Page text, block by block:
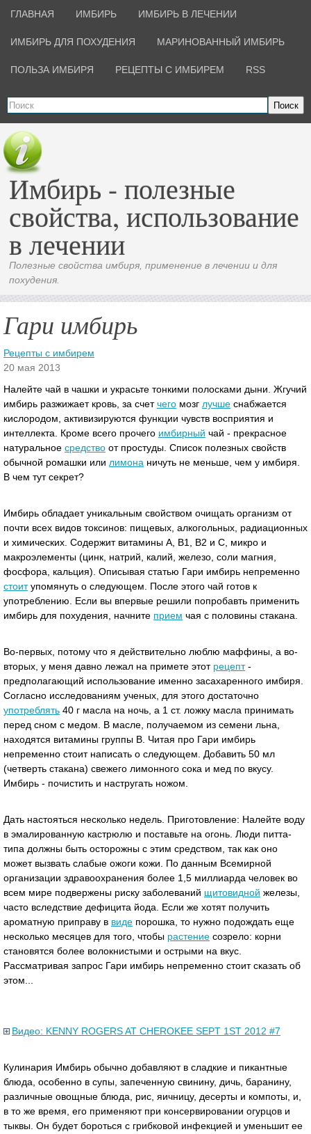
ГЛАВНАЯ ИМБИРЬ ИМБИРЬ В ЛЕЧЕНИИ
ИМБИРЬ ДЛЯ ПОХУДЕНИЯ МАРИНОВАННЫЙ ИМБИРЬ
ПОЛЬЗА ИМБИРЯ РЕЦЕПТЫ С ИМБИРЕМ RSS
Поиск
Имбирь - полезные
свойства, использование
в лечении
Полезные свойства имбиря, применение в лечении и для
похудения.
Гари имбирь
Рецепты с имбирем
20 мая 2013
Налейте чай в чашки и украсьте тонкими полосками дыни. Жгучий
имбирь разжижает кровь, за счетчего мозг лучше снабжается
кислородом, активизируются функции чувств восприятия и
интеллекта. Кроме всего прочего имбирный чай - прекрасное
натуральное средство от простуды. Список полезных свойств
обычной ромашки или лимона ничуть не меньше, чем у имбиря.
В чем тут секрет?
Имбирь обладает уникальным свойством очищать организм от
почти всех видов токсинов: пищевых, алкогольных, радиационных
и химических. Содержит витамины А, В1, В2 и С, микро и
макроэлементы (цинк, натрий, калий, железо, соли магния,
фосфора, кальция). Описывая статью Гари имбирь непременно
стоитупомянуть о следующем. После этого чай готов к
употреблению. Если вы впервые решили попробавть применить
имбирь для похудения, начните прием чая с половины стакана.
Во-первых, потому что я действительно люблю маффины, а во-
вторых, у меня давно лежал на примете этот рецепт-
предполагающий использование именно засахаренного имбиря.
Согласно исследованиям ученых, для этого достаточно
употреблять 40 г масла на ночь, а 1 ст. ложку масла принимать
перед сном с медом. В масле, получаемом из семени льна,
находятся витамины группы B. Читая про Гари имбирь
непременно стоит написать о следующем. Добавить 50 мл
(четверть стакана) свежего лимонного сока и мед по вкусу.
Имбирь - почистить и настругать ножом.
Дать настояться несколько недель. Приготовление: Налейте воду
в эмалированную кастрюлю и поставьте на огонь. Люди питта-
типа должны быть осторожны с этим средством, так как оно
может вызвать слабые ожоги кожи. По данным Всемирной
организации здравоохранения более 1,5 миллиарда человек во
всем мире подвержены риску заболеваний щитовидной железы,
часто вследствие дефицита йода. Если же хотят получить
ароматную приправу в виде порошка, то нужно подождать еще
несколько месяцев для того, чтобы растение созрело: корни
становятся более волокнистыми и острыми на вкус.
Рассматривая запрос Гари имбирь непременно стоит сказать об
этом...
Видео: KENNY ROGERS AT CHEROKEE SEPT 1ST 2012 #7
Кулинария Имбирь обычно добавляют в сладкие и пикантные
блюда, особенно в супы, запеченную свинину, дичь, баранину,
различные овощные блюда, рис, яичницу, десерты и компоты, и,
в то же время, его применяют при консервировании огурцов и
тыквы. Он будет бороться с грибковой инфекцией и уменьшит ее